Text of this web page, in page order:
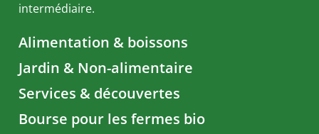
intermédiaire.
Alimentation & boissons
Jardin & Non-alimentaire
Services & découvertes
Bourse pour les fermes bio